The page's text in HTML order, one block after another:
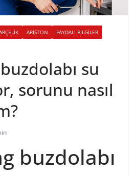
ARISTON
FAYDALI BILGILER
su
sorunu nasıl
buzdolabı